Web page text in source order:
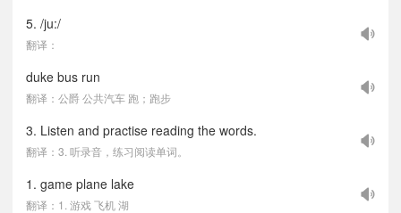
5. /ju:/
翻译：
duke bus run
翻译：公爵 公共汽车 跑；跑步
3. Listen and practise reading the words.
翻译：3. 听录音，练习阅读单词。
1. game plane lake
翻译：1. 游戏 飞机 湖